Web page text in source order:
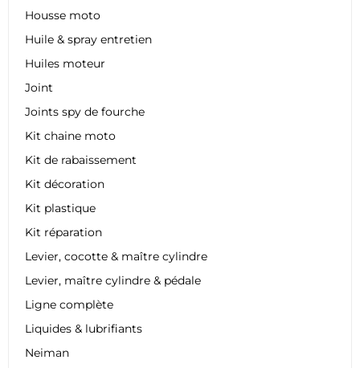
Housse moto
Huile & spray entretien
Huiles moteur
Joint
Joints spy de fourche
Kit chaine moto
Kit de rabaissement
Kit décoration
Kit plastique
Kit réparation
Levier, cocotte & maître cylindre
Levier, maître cylindre & pédale
Ligne complète
Liquides & lubrifiants
Neiman